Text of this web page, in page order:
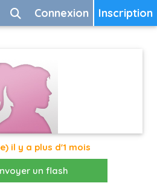
Inscription
Connexion
il y a plus d'1 mois
un flash